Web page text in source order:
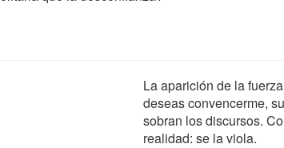
La aparición de la
deseas convencerme,
sobran los discursos.
realidad: se la viola.